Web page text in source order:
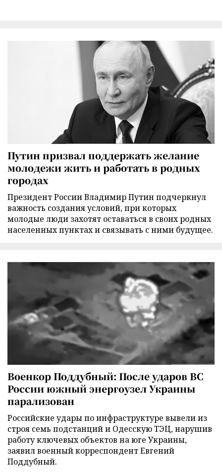
Путин призвал поддержать желание
молодежи жить и работать в родных
городах
Президент России Владимир Путин подчеркнул
важность создания условий, при которых
молодые люди захотят оставаться в своих родных
населенных пунктах и связывать с ними будущее.
Военкор Поддубный: После ударов ВС
России южный энергоузел Украины
парализован
Российские удары по инфраструктуре вывели из
строя семь подстанций и Одесскую ТЭЦ, нарушив
работу ключевых объектов на юге Украины,
заявил военный корреспондент Евгений
Поддубный.